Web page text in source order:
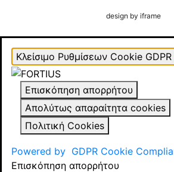
design by iframe
Κλείσιμο Ρυθμίσεων Cookie GDPR
Επισκόπηση απορρήτου
Απολύτως απαραίτητα cookies
Πολιτική Cookies
Powered by GDPR Cookie
Επισκόπηση απορρήτου